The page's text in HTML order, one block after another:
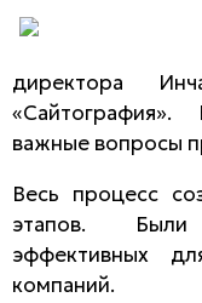
директора
важные вопросы
Весь процесс
этапов. Были
эффективных
компаний.